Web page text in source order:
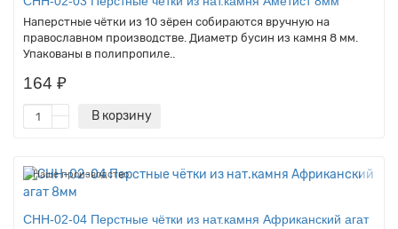
Наперстные чётки из 10 зёрен собираются вручную на
православном производстве. Диаметр бусин из камня 8 мм.
Упакованы в полипропиле..
164 ₽
В корзину
Наше производство
CHH-02-04 Перстные чётки из нат.камня Африканский агат